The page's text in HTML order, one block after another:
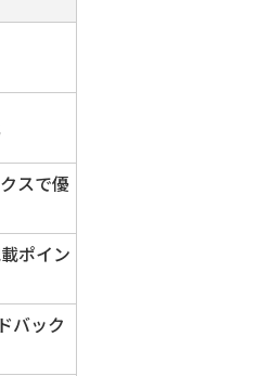
スで優
ポイン
バック